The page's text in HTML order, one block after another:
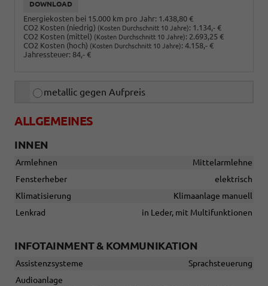
DOWNLOAD
Energiekosten bei 15.000 km pro Jahr: 1.438,80 €
CO2 Kosten (niedrig) (Kosten Durchschnitt 10 Jahre): 1.134,- €
CO2 Kosten (mittel) (Kosten Durchschnitt 10 Jahre): 2.693,25 €
CO2 Kosten (hoch) (Kosten Durchschnitt 10 Jahre): 4.158,- €
Jahressteuer: 84,- €
metallic gegen Aufpreis
ALLGEMEINES
INNEN
Armlehnen
Mittelarmlehne
Fensterheber
elektrisch
Klimatisierung
Klimaanlage manuell
Lenkrad
in Leder, mit Multifunktionen
INFOTAINMENT & KOMMUNIKATION
Assistenzsysteme
Sprachsteuerung
Audioanlage